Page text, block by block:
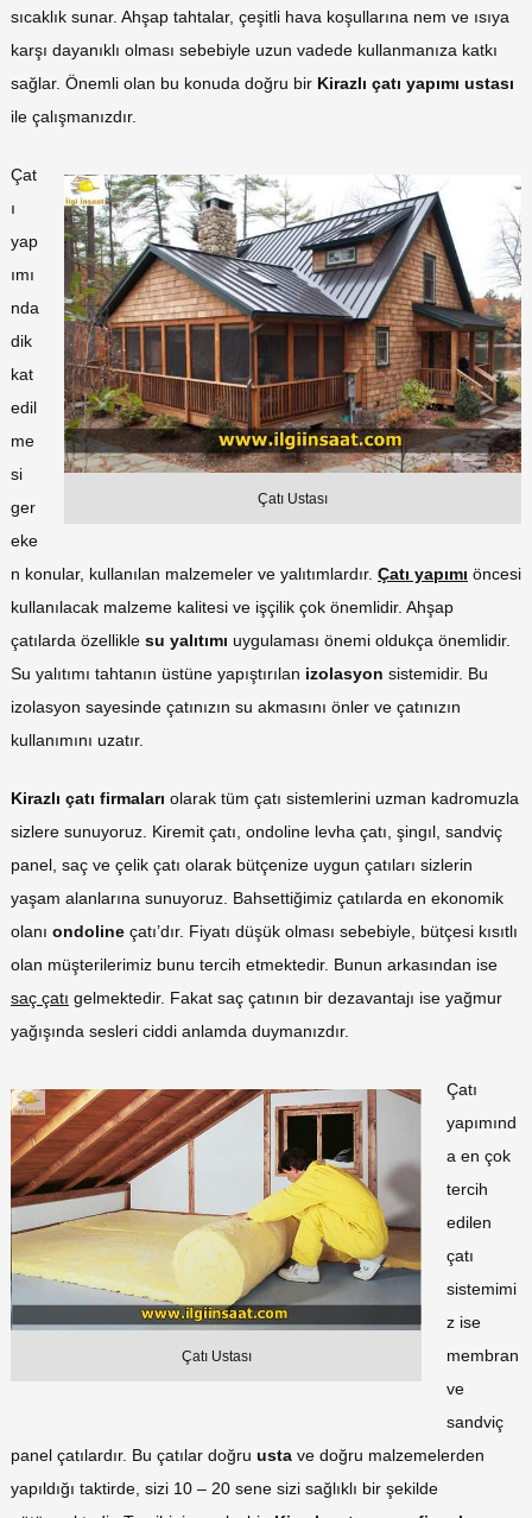
sıcaklık sunar. Ahşap tahtalar, çeşitli hava koşullarına nem ve ısıya
karşı dayanıklı olması sebebiyle uzun vadede kullanmanıza katkı
sağlar. Önemli olan bu konuda doğru bir Kirazlı çatı yapımı ustası
ile çalışmanızdır.
Çatı Ustası
Çat
ı
yap
ımı
nda
dik
kat
edil
me
si
ger
eke
n konular, kullanılan malzemeler ve yalıtımlardır. Çatı yapımı öncesi
kullanılacak malzeme kalitesi ve işçilik çok önemlidir. Ahşap
çatılarda özellikle su yalıtımı uygulaması önemi oldukça önemlidir.
Su yalıtımı tahtanın üstüne yapıştırılan izolasyon sistemidir. Bu
izolasyon sayesinde çatınızın su akmasını önler ve çatınızın
kullanımını uzatır.
Kirazlı çatı firmaları olarak tüm çatı sistemlerini uzman kadromuzla
sizlere sunuyoruz. Kiremit çatı, ondoline levha çatı, şingıl, sandviç
panel, saç ve çelik çatı olarak bütçenize uygun çatıları sizlerin
yaşam alanlarına sunuyoruz. Bahsettiğimiz çatılarda en ekonomik
olanı ondoline çatı’dır. Fiyatı düşük olması sebebiyle, bütçesi kısıtlı
olan müşterilerimiz bunu tercih etmektedir. Bunun arkasından ise
saç çatı gelmektedir. Fakat saç çatının bir dezavantajı ise yağmur
yağışında sesleri ciddi anlamda duymanızdır.
Çatı Ustası
Çatı
yapımınd
a en çok
tercih
edilen
çatı
sistemimi
z ise
membran
ve
sandviç
panel çatılardır. Bu çatılar doğru usta ve doğru malzemelerden
yapıldığı taktirde, sizi 10 – 20 sene sizi sağlıklı bir şekilde